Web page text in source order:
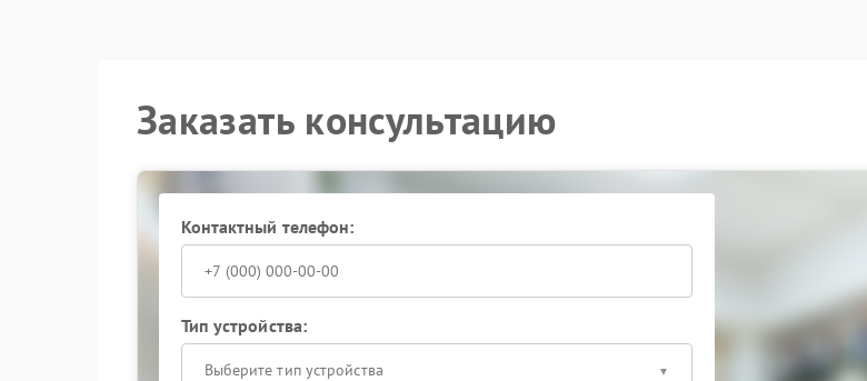
Заказать консультацию
Контактный телефон:
Тип устройства:
Выберите тип устройства